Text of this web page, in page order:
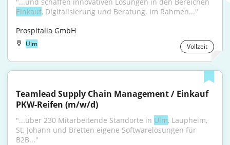
Einkauf, Digitalisierung und Beratung. Im Rahmen..."
Prospitalia GmbH
Ulm Vollzeit
Teamlead Supply Chain Management / Einkauf
PKW-Reifen (m/w/d)
"...über 230 Mitarbeitende Standorte in Ulm, Laupheim,
St. Johann und Bretten eigene Softwarelösungen für
B2B..."